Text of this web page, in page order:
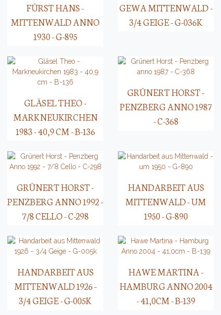
FÜRST HANS -
MITTENWALD ANNO
1930 - G-895
GEWA MITTENWALD -
3/4 GEIGE - G-036K
GLÄSEL THEO -
MARKNEUKIRCHEN
1983 - 40,9 CM - B-136
GRÜNERT HORST -
PENZBERG ANNO 1987
- C-368
GRÜNERT HORST -
PENZBERG ANNO 1992 -
7/8 CELLO - C-298
HANDARBEIT AUS
MITTENWALD - UM
1950 - G-890
HANDARBEIT AUS
MITTENWALD 1926 -
3/4 GEIGE - G-005K
HAWE MARTINA -
HAMBURG ANNO 2004
- 41,0CM - B-139